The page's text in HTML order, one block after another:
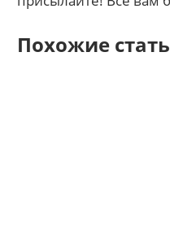
Похожие